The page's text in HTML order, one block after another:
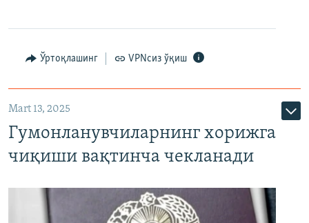
Ўртоқлашинг VPNсиз ўқиш
Mart 13, 2025
Гумонланувчиларнинг хорижга
чиқиши вақтинча чекланади